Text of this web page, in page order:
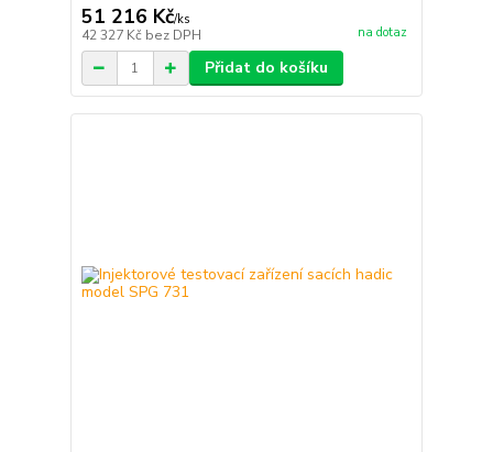
51 216 Kč/ks
42 327 Kč bez DPH na dotaz
Přidat do košíku